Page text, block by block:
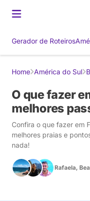
Gerador de Roteiros
Home América do Sul
O que fazer
melhores
Confira o que fazer em
melhores praias e
nada!
Rafaela,